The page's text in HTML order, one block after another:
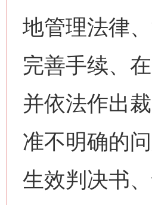
地管理法律
完善手续、
并依法作出
准不明确的
生效判决书